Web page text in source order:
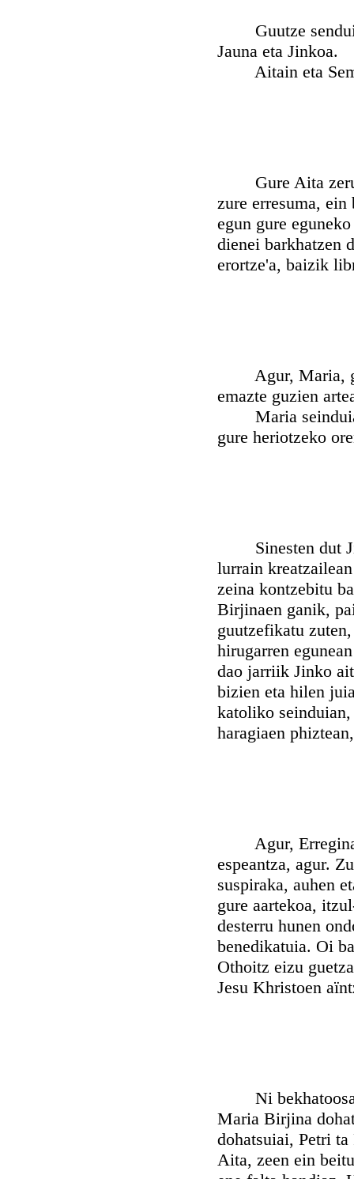
Guutze
Jauna eta Jinkoa.
Aitain eta
Gure Aita
zure erresuma,
egun gure
dienei barkhatzen
erortze'a, baizik
Agur, Maria,
emazte guzien
Maria seinduia
gure heriotzeko
Sinesten dut
lurrain
zeina kontzebitu
Birjinaen ganik,
guutzefikatu
hirugarren
dao jarriik Jinko
bizien eta hilen
katoliko
haragiaen
Agur, Erregina,
espeantza, agur.
suspiraka, auhen
gure aartekoa,
desterru hunen
benedikatuia. Oi
Othoitz eizu
Jesu Khristoen
Ni bekhatoosa
Maria Birjina
dohatsuiai, Petri
Aita, zeen ein